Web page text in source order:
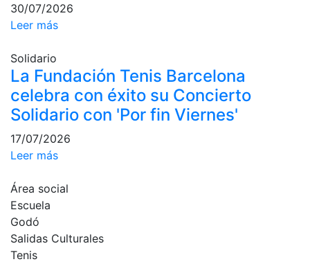
Campeonato
Social
Normativa
Otros deportes
Área social
Activitats
Socials
culturales
Inspirational
30/07/2026
Leer más
Solidario
La Fundación Tenis Barcelona
celebra con éxito su Concierto
Solidario con 'Por fin Viernes'
17/07/2026
Leer más
Área social
Escuela
Godó
Salidas Culturales
Tenis